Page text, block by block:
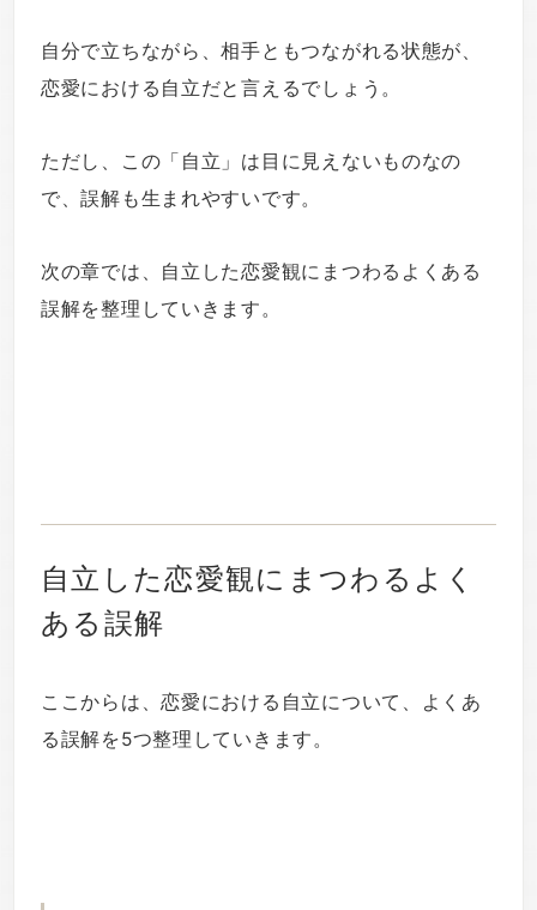
自分で立ちながら、相手ともつながれる状態が、
恋愛における自立だと言えるでしょう。
ただし、この「自立」は目に見えないものなの
で、誤解も生まれやすいです。
次の章では、自立した恋愛観にまつわるよくある
誤解を整理していきます。
自立した恋愛観にまつわるよく
ある誤解
ここからは、恋愛における自立について、よくあ
る誤解を5つ整理していきます。